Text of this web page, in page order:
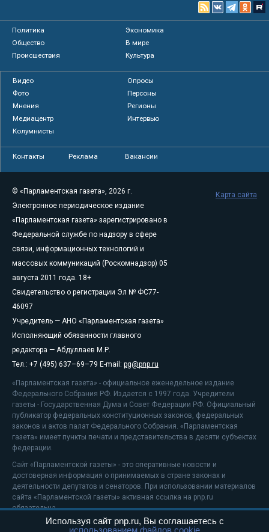
Политика
Экономика
Общество
В мире
Происшествия
Культура
Видео
Опросы
Фото
Персоны
Мнения
Регионы
Медиацентр
Интервью
Колумнисты
Контакты Реклама Вакансии
© «Парламентская газета», 2026 г.
Электронное периодическое издание
«Парламентская газета» зарегистрировано в
Федеральной службе по надзору в сфере
связи, информационных технологий и
массовых коммуникаций (Роскомнадзор) 05
августа 2011 года. 18+
Свидетельство о регистрации Эл № ФС77-
46097
Учредитель — АНО «Парламентская газета»
Исполняющий обязанности главного
редактора — Абдуллаев М.Р.
Тел.: +7 (495) 637–69–79 E-mail: pg@pnp.ru
«Парламентская газета» - официальное еженедельное издание
Федерального Собрания РФ. Издается с 1997 года. Учредители
газеты - Государственная Дума и Совет Федерации РФ. Официальный
публикатор федеральных конституционных законов, федеральных
законов и актов палат Федерального Собрания. «Парламентская
газета» имеет пункты печати и представительства в десяти субъектах
федерации.
Сайт «Парламентской газеты» - это оперативные новости и
достоверная информация о принимаемых в стране законах и
деятельности депутатов и сенаторов. При использовании материалов
сайта «Парламентской газеты» активная ссылка на pnp.ru
обязательна.
На информационном ресурсе применяютсярекомендательные
Карта сайта
Используя сайт pnp.ru, Вы соглашаетесь с
использованием файлов cookie